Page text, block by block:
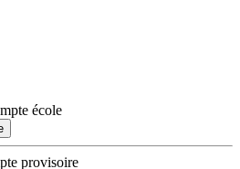
école
provisoire